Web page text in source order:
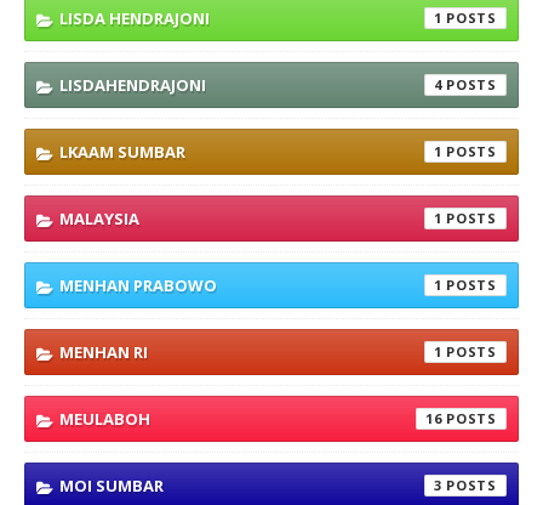
LISDA HENDRAJONI 1
LISDAHENDRAJONI 4
LKAAM SUMBAR 1
MALAYSIA 1
MENHAN PRABOWO 1
MENHAN RI 1
MEULABOH 16
MOI SUMBAR 3